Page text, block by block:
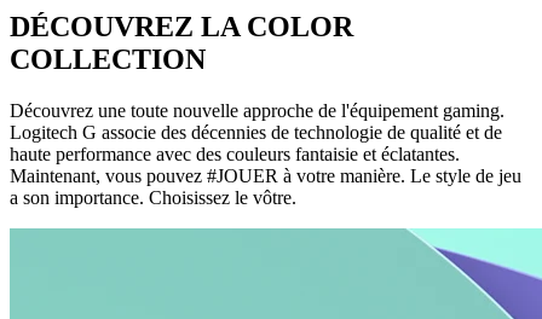
DÉCOUVREZ LA COLOR
COLLECTION
Découvrez une toute nouvelle approche de l'équipement gaming.
Logitech G associe des décennies de technologie de qualité et de
haute performance avec des couleurs fantaisie et éclatantes.
Maintenant, vous pouvez #JOUER à votre manière. Le style de jeu
a son importance. Choisissez le vôtre.